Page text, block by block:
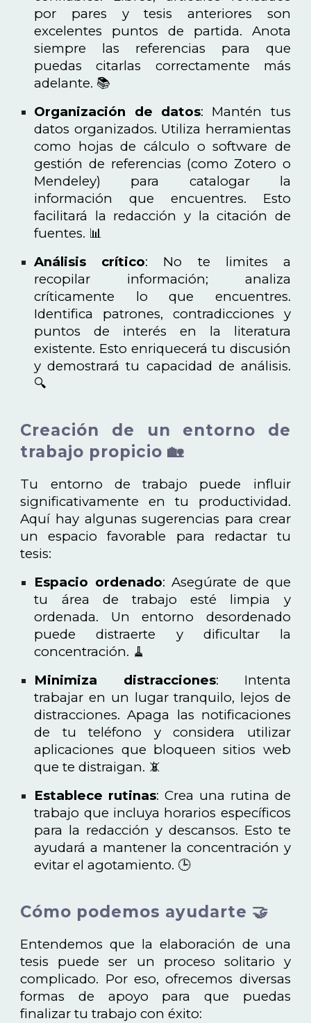
por pares y tesis anteriores son
excelentes puntos de partida. Anota
siempre las referencias para que
puedas citarlas correctamente más
adelante. 📚
Organización de datos: Mantén tus
datos organizados. Utiliza herramientas
como hojas de cálculo o software de
gestión de referencias (como Zotero o
Mendeley) para catalogar la
información que encuentres. Esto
facilitará la redacción y la citación de
fuentes. 📊
Análisis crítico: No te limites a
recopilar información; analiza
críticamente lo que encuentres.
Identifica patrones, contradicciones y
puntos de interés en la literatura
existente. Esto enriquecerá tu discusión
y demostrará tu capacidad de análisis.
🔍
Creación de un entorno de
trabajo propicio 🏡
Tu entorno de trabajo puede influir
significativamente en tu productividad.
Aquí hay algunas sugerencias para crear
un espacio favorable para redactar tu
tesis:
Espacio ordenado: Asegúrate de que
tu área de trabajo esté limpia y
ordenada. Un entorno desordenado
puede distraerte y dificultar la
concentración. 🧹
Minimiza distracciones: Intenta
trabajar en un lugar tranquilo, lejos de
distracciones. Apaga las notificaciones
de tu teléfono y considera utilizar
aplicaciones que bloqueen sitios web
que te distraigan. 📵
Establece rutinas: Crea una rutina de
trabajo que incluya horarios específicos
para la redacción y descansos. Esto te
ayudará a mantener la concentración y
evitar el agotamiento. 🕒
Cómo podemos ayudarte 🤝
Entendemos que la elaboración de una
tesis puede ser un proceso solitario y
complicado. Por eso, ofrecemos diversas
formas de apoyo para que puedas
finalizar tu trabajo con éxito: